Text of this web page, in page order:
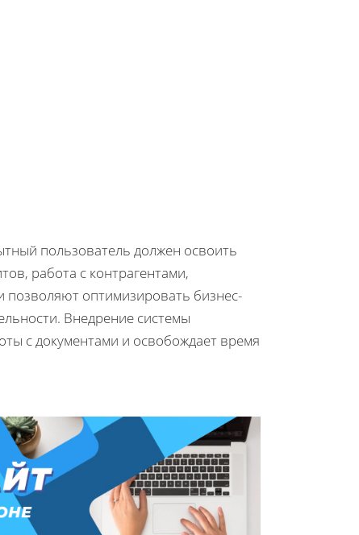
пользователь должен освоить
работа с контрагентами,
позволяют оптимизировать бизнес-
Внедрение системы
с документами и освобождает время